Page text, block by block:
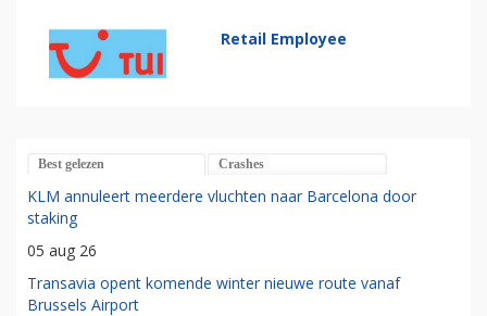
Retail Employee
Best gelezen Crashes
KLM annuleert meerdere vluchten naar Barcelona door
staking
05 aug 26
Transavia opent komende winter nieuwe route vanaf
Brussels Airport